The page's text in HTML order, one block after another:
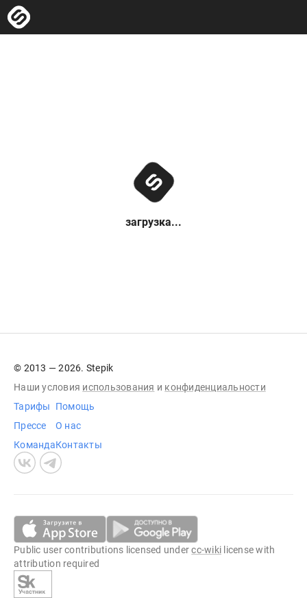
загрузка...
© 2013 — 2026. Stepik
Наши условия использования и конфиденциальности
Тарифы
Прессе
Команда
Помощь
О нас
Контакты
Public user contributions licensed undercc-wiki license with
attribution required